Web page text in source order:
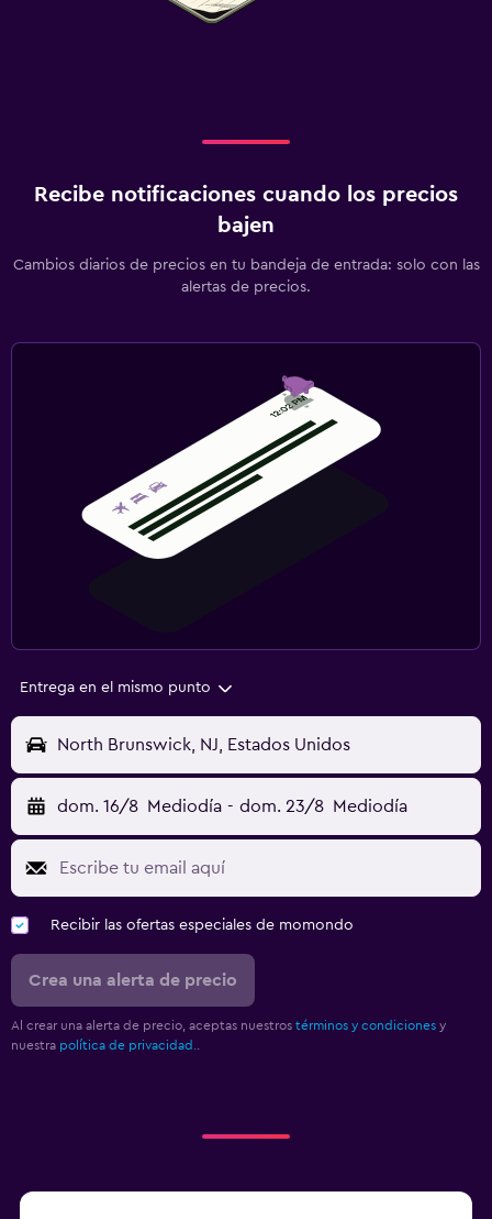
Recibe notificaciones cuando los precios
bajen
Cambios diarios de precios en tu bandeja de entrada: solo con las
alertas de precios.
Entrega en el mismo punto
North Brunswick, NJ, Estados Unidos
dom. 16/8 Mediodía - dom. 23/8 Mediodía
Recibir las ofertas especiales de momondo
Crea una alerta de precio
Al crear una alerta de precio, aceptas nuestros términos y condiciones y
nuestra política de privacidad..